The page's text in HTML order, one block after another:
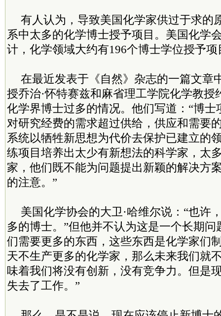
有人认为，导致美国化学家供过于求的
系中太多的化学博士授予项目。美国化学
计，化学领域大约有196个博士学位授予项
在最近发表于《自然》杂志的一篇文章
授乔治·怀特赛兹和麻省理工学院化学教授
化学界博士过多的情况。他们写道：“博
对研究经费的需求超过供给，供应和需要
系统以牺牲新思想为代价去保护已建立
练项目培养出太少有新想法的科学家，太
家，他们既不能为问题提出新颖的解决方
的注意。”
美国化学协会的大卫·哈维尔说：“也许
多的博士。”但他并不认为这是一个长期问
们需要更多的东西，这些东西是化学家们
天不生产更多的化学家，那么未来我们就
味着我们将没有创新，没有竞争力。但是
失去了工作。”